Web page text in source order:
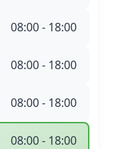
08:00 - 18:00
08:00 - 18:00
08:00 - 18:00
08:00 - 18:00